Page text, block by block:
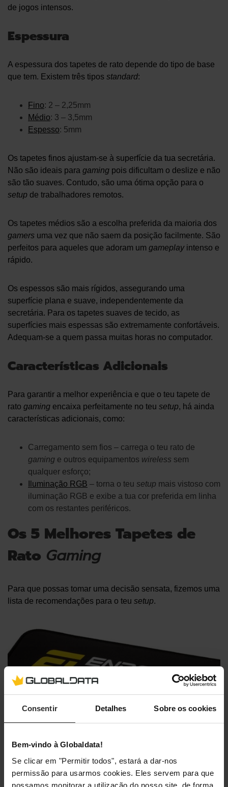
Consentir Detalhes Sobre os cookies
Bem-vindo à Globaldata!
Se clicar em "Permitir todos", estará a dar-nos
permissão para usarmos cookies. Eles servem para que
possamos monitorar a utilização do nosso site, de forma
de jogos intensos.
Espessura
A espessura dos tapetes de rato depende do tipo de base
que tem. Existem três tipos standard:
Fino: 2 – 2,25mm
Médio: 3 – 3,5mm
Espesso: 5mm
Os tapetes finos ajustam-se à superfície da tua secretária.
Não são ideais para gaming pois dificultam o deslize e não
são tão suaves. Contudo, são uma ótima opção para o
setup de trabalhadores remotos.
Os tapetes médios são a escolha preferida da maioria dos
gamers uma vez que não saem da posição facilmente. São
perfeitos para aqueles que adoram um gameplayintenso e
rápido.
Os espessos são mais rígidos, assegurando uma
superfície plana e suave, independentemente da
secretária. Para os tapetes suaves de tecido, as
superfícies mais espessas são extremamente confortáveis.
Adequam-se a quem passa muitas horas no computador.
Características Adicionais
Para garantir a melhor experiência e que o teu tapete de
rato gaming encaixa perfeitamente no teu setup, há ainda
características adicionais, como:
Carregamento sem fios – carrega o teu rato de
gaming e outros equipamentos wireless sem
qualquer esforço;
Iluminação RGB – torna o teu setup mais vistoso com
iluminação RGB e exibe a tua cor preferida em linha
com os restantes periféricos.
Os 5 Melhores Tapetes de
Rato Gaming
Para que possas tomar uma decisão sensata, fizemos uma
lista de recomendações para o teu setup.